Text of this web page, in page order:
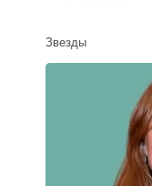
Куликова
обрушился
Марии
служила до
Звезды